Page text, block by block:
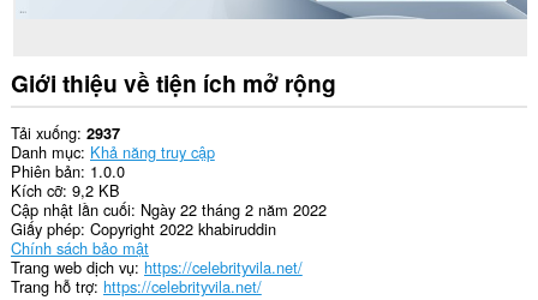
Giới thiệu về tiện ích mở rộng
Tải xuống 2937
Danh mục Khả năng truy cập
Phiên bản 1.0.0
Kích cỡ 9,2 KB
Cập nhật lần cuối Ngày 22 tháng 2 năm 2022
Giấy phép Copyright 2022 khabiruddin
Chính sách bảo mật
Trang web dịch vụ https://celebrityvila.net/
Trang hỗ trợ https://celebrityvila.net/